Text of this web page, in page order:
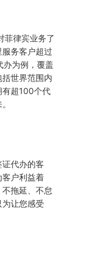
菲律宾业务了
务客户超过
办为例，覆盖
世界范围内
有超100个代
代办的客
客户利益着
拖延、不怠
让您感受